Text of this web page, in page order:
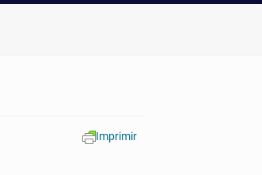
Imprimir